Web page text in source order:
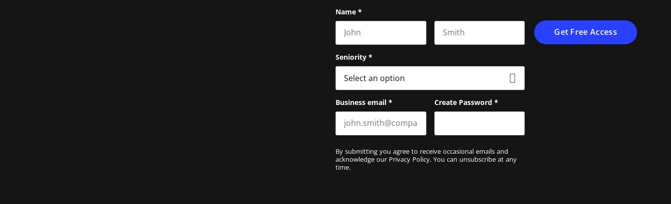
Name *
Seniority *
Business email * Create Password *
By submitting you agree to receive occasional emails and
acknowledge our Privacy Policy. You can unsubscribe at any
time.